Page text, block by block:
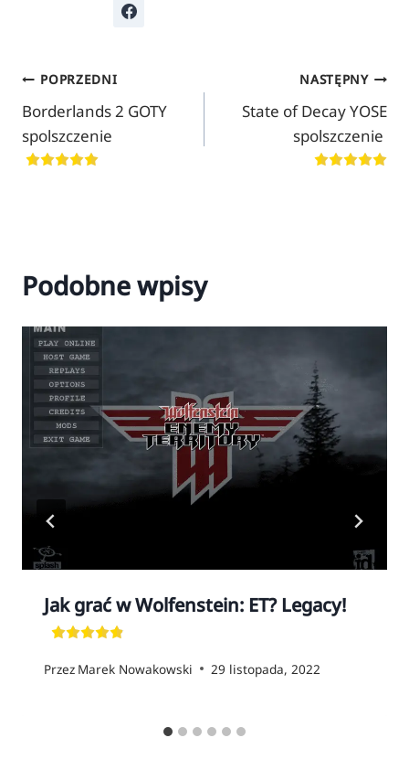
Nawigacja
wpisu
POPRZEDNI
Borderlands 2 GOTY
spolszczenie
NASTĘPNY
State of Decay YOSE
spolszczenie
Podobne wpisy
Jak grać w Wolfenstein: ET? Legacy!
Przez Marek Nowakowski 29 listopada, 2022